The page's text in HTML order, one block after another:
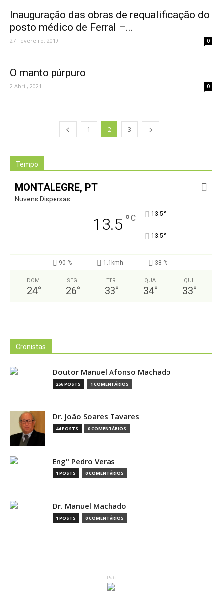
Inauguração das obras de requalificação do
posto médico de Ferral –...
27 Fevereiro, 2019 0
O manto púrpuro
2 Abril, 2021 0
1 2 3
Tempo
MONTALEGRE, PT
Nuvens Dispersas
13.5 °C 13.5°
13.5°
90 % 1.1kmh 38 %
DOM
24°
SEG
26°
TER
33°
QUA
34°
QUI
33°
Cronistas
Doutor Manuel Afonso Machado
256 POSTS 1 COMENTÁRIOS
Dr. João Soares Tavares
44 POSTS 0 COMENTÁRIOS
Engº Pedro Veras
1 POSTS 0 COMENTÁRIOS
Dr. Manuel Machado
1 POSTS 0 COMENTÁRIOS
- Pub -